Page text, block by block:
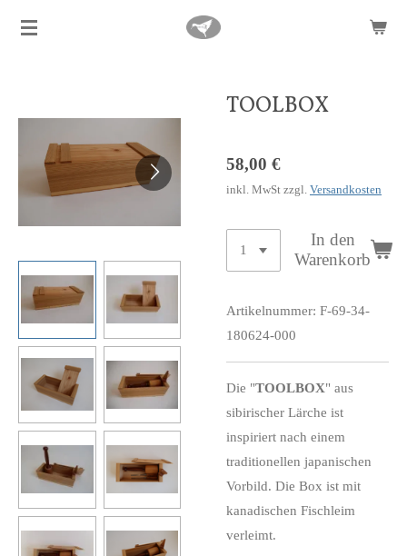
Zum
TOOLBOX
58,00 €
inkl. MwSt zzgl. Versandkosten
In den
Warenkorb
Artikelnummer: F-69-34-
180624-000
Die "TOOLBOX" aus
sibirischer Lärche ist
inspiriert nach einem
traditionellen japanischen
Vorbild. Die Box ist mit
kanadischen Fischleim
verleimt.